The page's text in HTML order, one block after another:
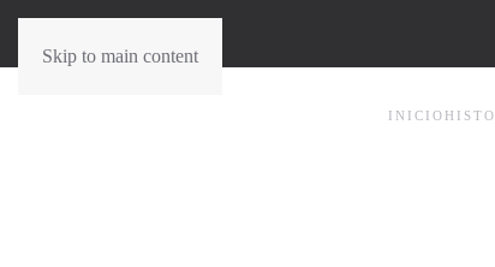
Skip to main content
INICIO